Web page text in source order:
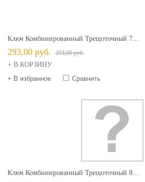
Ключ Комбинированный Трещоточный 7...
293,00 руб. 293,00 руб.
+ В КОРЗИНУ
+ В избранное
Сравнить
Ключ Комбинированный Трещоточный 8...